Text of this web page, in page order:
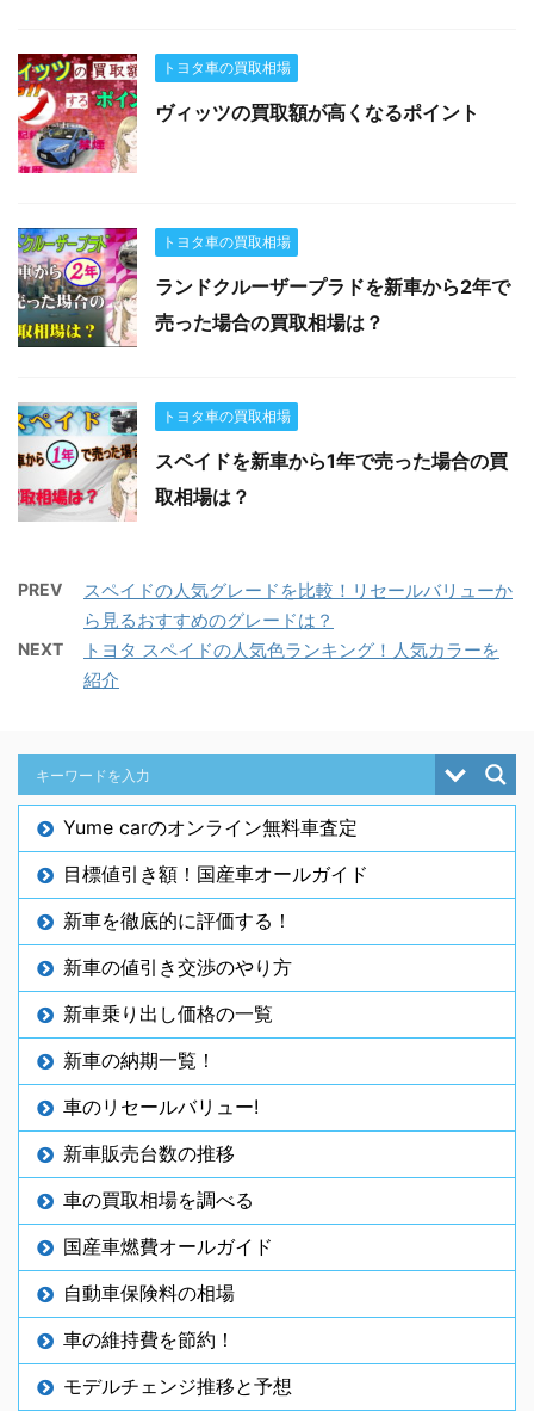
トヨタ車の買取相場
ヴィッツの買取額が高くなるポイント
トヨタ車の買取相場
ランドクルーザープラドを新車から2年で
売った場合の買取相場は？
トヨタ車の買取相場
スペイドを新車から1年で売った場合の買
取相場は？
PREV
スペイドの人気グレードを比較！リセールバリューか
ら見るおすすめのグレードは？
NEXT
トヨタ スペイドの人気色ランキング！人気カラーを
紹介
Yume carのオンライン無料車査定
目標値引き額！国産車オールガイド
新車を徹底的に評価する！
新車の値引き交渉のやり方
新車乗り出し価格の一覧
新車の納期一覧！
車のリセールバリュー!
新車販売台数の推移
車の買取相場を調べる
国産車燃費オールガイド
自動車保険料の相場
車の維持費を節約！
モデルチェンジ推移と予想